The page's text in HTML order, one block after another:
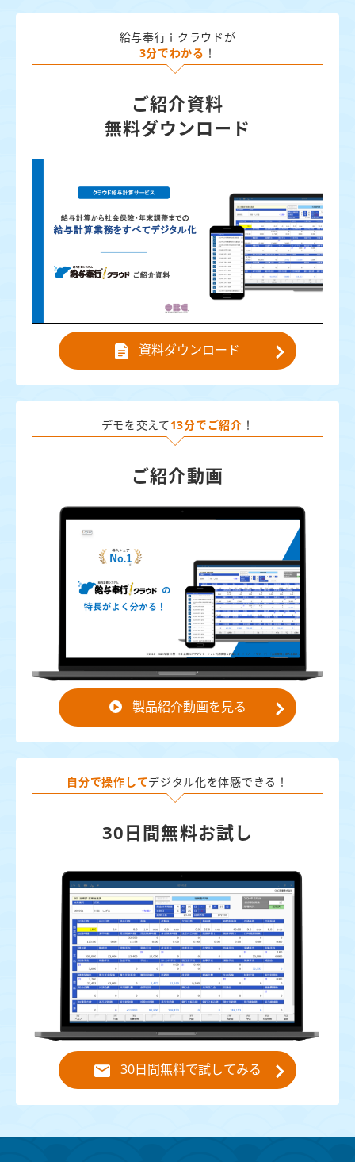
給与奉行ｉクラウドが
3分でわかる ！
ご紹介資料
無料ダウンロード
資料ダウンロード
デモを交えて 13分でご紹介 ！
ご紹介動画
製品紹介動画を見る
自分で操作してデジタル化を体感できる！
30日間無料お試し
30日間無料で試してみる